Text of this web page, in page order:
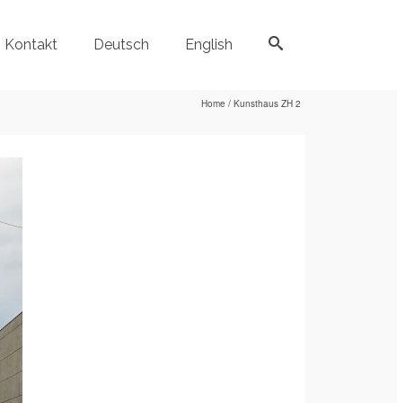
Kontakt Deutsch English
Home / Kunsthaus ZH 2